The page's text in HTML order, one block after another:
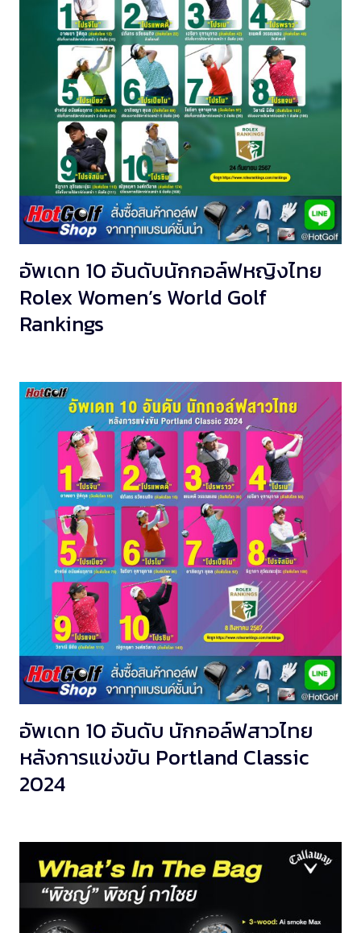
อัพเดท 10 อันดับนักกอล์ฟหญิงไทย
Rolex Women’s World Golf
Rankings
อัพเดท 10 อันดับ นักกอล์ฟสาวไทย
หลังการแข่งขัน Portland Classic
2024